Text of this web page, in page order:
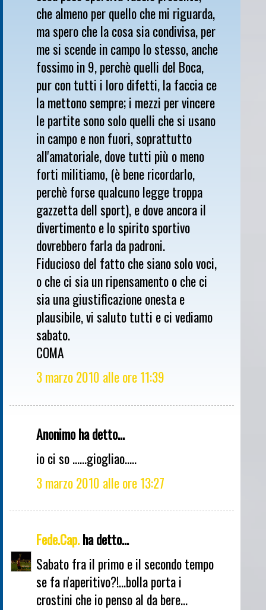
che almeno per quello che mi riguarda,
ma spero che la cosa sia condivisa, per
me si scende in campo lo stesso, anche
fossimo in 9, perchè quelli del Boca,
pur con tutti i loro difetti, la faccia ce
la mettono sempre; i mezzi per vincere
le partite sono solo quelli che si usano
in campo e non fuori, soprattutto
all'amatoriale, dove tutti più o meno
forti militiamo, (è bene ricordarlo,
perchè forse qualcuno legge troppa
gazzetta dell sport), e dove ancora il
divertimento e lo spirito sportivo
dovrebbero farla da padroni.
Fiducioso del fatto che siano solo voci,
o che ci sia un ripensamento o che ci
sia una giustificazione onesta e
plausibile, vi saluto tutti e ci vediamo
sabato.
COMA
3 marzo 2010 alle ore 11:39
Anonimo ha detto...
io ci so ......giogliao.....
3 marzo 2010 alle ore 13:27
Fede.Cap.ha detto...
Sabato fra il primo e il secondo tempo
se fa n'aperitivo?!...bolla porta i
crostini che io penso al da bere...